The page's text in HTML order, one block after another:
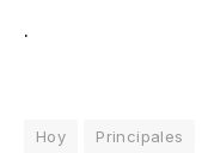
.
Hoy Principales